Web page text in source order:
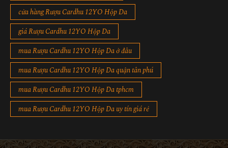
cửa hàng Rượu Cardhu 12YO Hộp Da
giá Rượu Cardhu 12YO Hộp Da
mua Rượu Cardhu 12YO Hộp Da ở đâu
mua Rượu Cardhu 12YO Hộp Da quận tân phú
mua Rượu Cardhu 12YO Hộp Da tphcm
mua Rượu Cardhu 12YO Hộp Da uy tín giá rẻ